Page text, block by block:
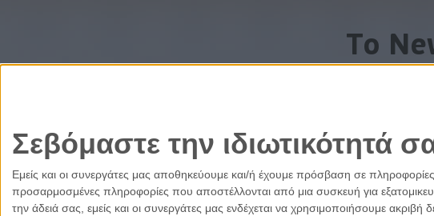
Σεβόμαστε την ιδιωτικότητά
Εμείς και οι συνεργάτες μας αποθηκεύουμε και/ή έχουμε πρόσβαση σε
προσαρμοσμένες πληροφορίες που αποστέλλονται από μια συσκευή για
την άδειά σας, εμείς και οι συνεργάτες μας ενδέχεται να χρησιμοποιήσουμε
To